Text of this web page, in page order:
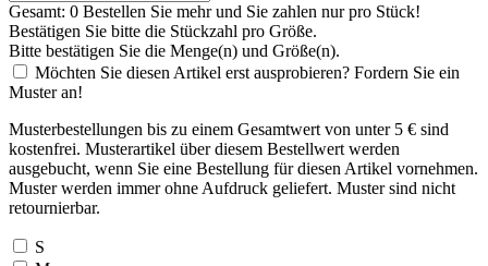
Gesamt: 0 Bestellen Sie mehr und Sie zahlen nurpro Stück!
Bestätigen Sie bitte die Stückzahl pro Größe.
Bitte bestätigen Sie die Menge(n) und Größe(n).
Möchten Sie diesen Artikel erst ausprobieren? Fordern Sie ein
Muster an!
Musterbestellungen bis zu einem Gesamtwert von unter 5 € sind
kostenfrei. Musterartikel über diesem Bestellwert werden
ausgebucht, wenn Sie eine Bestellung für diesen Artikel vornehmen.
Muster werden immer ohne Aufdruck geliefert. Muster sind nicht
retournierbar.
S